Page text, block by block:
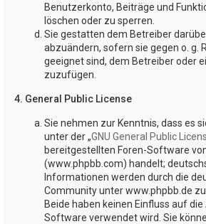
Benutzerkonto, Beiträge und
löschen oder zu sperren.
Sie gestatten dem Betreiber
abzuändern, sofern sie gegen o. g.
geeignet sind, dem Betreiber oder
zuzufügen.
4. General Public License
Sie nehmen zur Kenntnis, dass es
unter der „GNU General Public
bereitgestellten Foren-Software
(www.phpbb.com) handelt;
Informationen werden durch die
Community unter www.phpbb.de
Beide haben keinen Einfluss auf
Software verwendet wird. Sie